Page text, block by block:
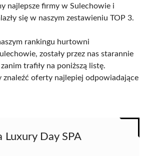
najlepsze firmy w Sulechowie i
się w naszym zestawieniu TOP 3.
rankingu hurtowni
zostały przez nas starannie
trafiły na poniższą listę.
znaleźć oferty najlepiej odpowiadające
Luxury Day SPA